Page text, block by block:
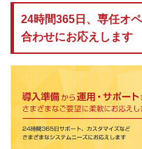
24時間365日、専任オ
合わせにお応えします